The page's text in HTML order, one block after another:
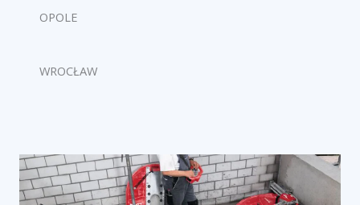
OPOLE
WROCŁAW